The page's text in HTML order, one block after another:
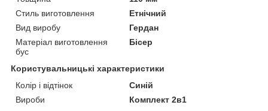
Стиль виготовлення
Етнічний
Вид виробу
Гердан
Матеріал виготовлення
бус
Бісер
Користувальницькі характеристики
Колір і відтінок
Синій
Вироби
Комплект 2в1